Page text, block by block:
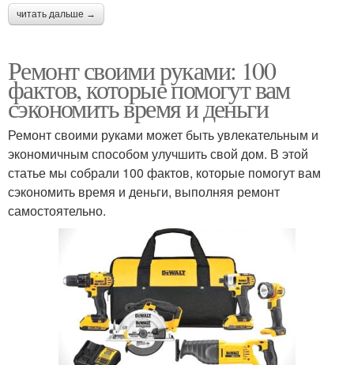
читать дальше →
Ремонт своими руками: 100
фактов, которые помогут вам
сэкономить время и деньги
Ремонт своими руками может быть увлекательным и
экономичным способом улучшить свой дом. В этой
статье мы собрали 100 фактов, которые помогут вам
сэкономить время и деньги, выполняя ремонт
самостоятельно.